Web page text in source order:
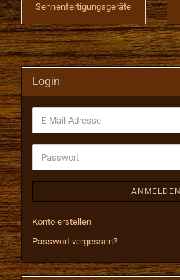
Sehnenfertigungsgeräte
Login
E-
Mail-
Adresse
Passwort
ANMELDEN
Konto erstellen
Passwort vergessen?